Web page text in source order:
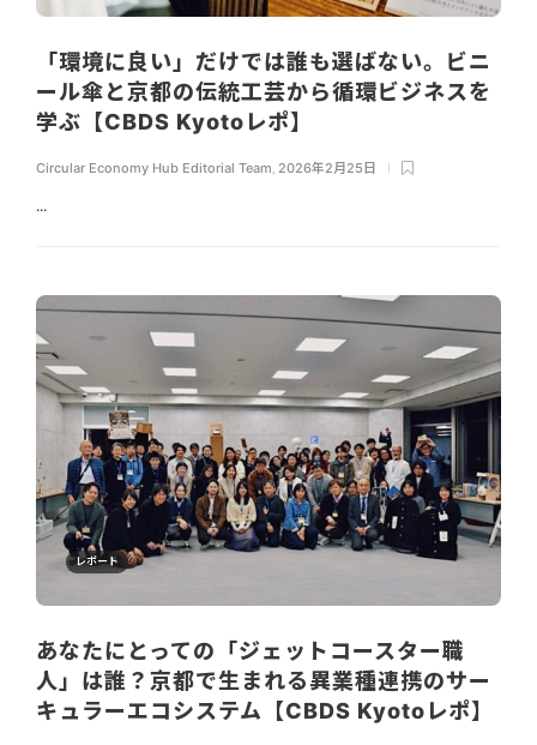
「環境に良い」だけでは誰も選ばない。ビニ
ール傘と京都の伝統工芸から循環ビジネスを
学ぶ【CBDS Kyotoレポ】
Circular Economy Hub Editorial Team 2026年2月25日
...
レポート
あなたにとっての「ジェットコースター職
人」は誰？京都で生まれる異業種連携のサー
キュラーエコシステム【CBDS Kyotoレポ】